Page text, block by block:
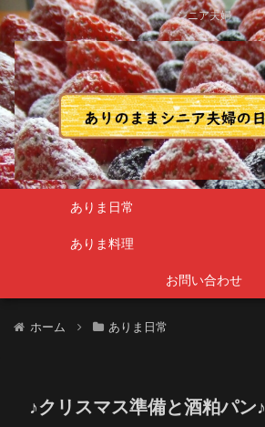
シニア夫婦
ありま日常
ありま料理
お問い合わせ
ホーム ありま日常
♪クリスマス準備と酒粕パン♪